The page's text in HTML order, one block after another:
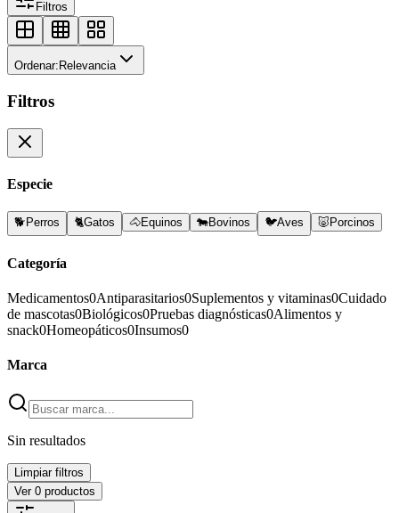
Filtros
Ordenar: Relevancia
Filtros
Especie
🐕 Perros 🐈Gatos 🐴Equinos 🐄Bovinos 🐦Aves 🐷 Porcinos
Categoría
Medicamentos0Antiparasitarios0Suplementos y vitaminas0Cuidado
de mascotas0Biológicos0Pruebas diagnósticas0Alimentos y
snack0Homeopáticos0Insumos0
Marca
Sin resultados
Limpiar filtros
Ver 0 productos